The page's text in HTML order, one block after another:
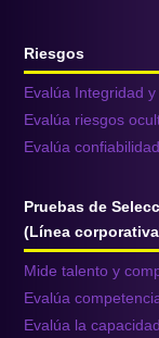
Riesgos
Evalúa Integridad
Evalúa riesgos
Evalúa
Pruebas de
(Línea
Mide talento y
Evalúa
Evalúa la